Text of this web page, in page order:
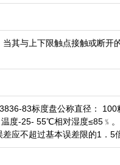
其与上下限触点接触或断开
83标度盘公称直径：
度-25- 55℃相对湿度≤85﹪
应不超过基本误差限的1．5